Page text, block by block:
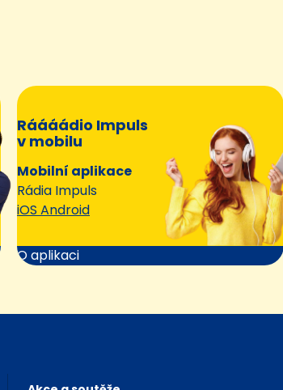
Ráááádio Impuls
v mobilu
Mobilní aplikace
Rádia Impuls
iOS Android
O aplikaci